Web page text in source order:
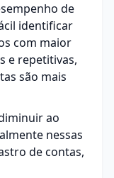
de
identificar
com maior
e repetitivas,
são mais
ao
nessas
de contas,